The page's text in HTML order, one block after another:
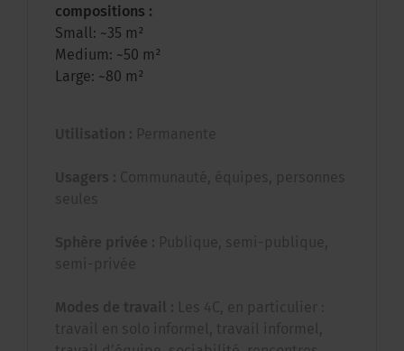
compositions :
Small: ~35 m²
Medium: ~50 m²
Large: ~80 m²